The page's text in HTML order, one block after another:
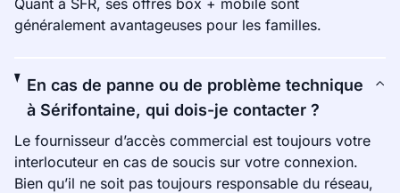
Quant à SFR, ses offres box + mobile sont
généralement avantageuses pour les familles.
En cas de panne ou de problème technique
à Sérifontaine, qui dois-je contacter ?
Le fournisseur d’accès commercial est toujours votre
interlocuteur en cas de soucis sur votre connexion.
Bien qu’il ne soit pas toujours responsable du réseau,